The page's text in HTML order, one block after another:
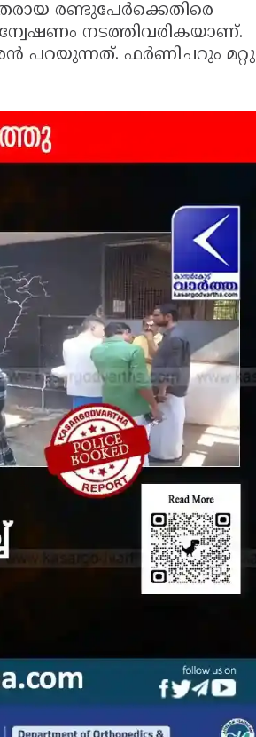
രണ്ടുപേർക്കെതിരെ
നടത്തിവരികയാണ്.
പറയുന്നത്. ഫർണിചറും മറ്റു